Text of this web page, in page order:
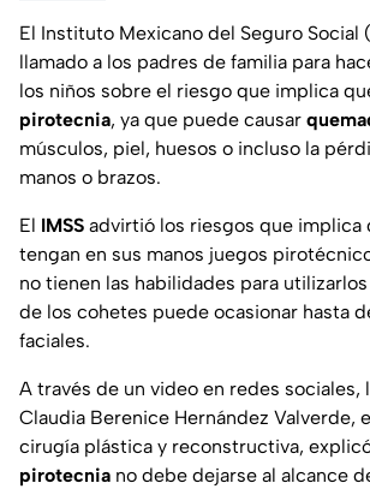
El Instituto Mexicano del Seguro Social (
llamado a los padres de familia para
los niños sobre el riesgo que implica
pirotecnia, ya que puede causar
músculos, piel, huesos o incluso la
manos o brazos.
El IMSS advirtió los riesgos que implica
tengan en sus manos juegos
no tienen las habilidades para
de los cohetes puede ocasionar hasta
faciales.
A través de un video en redes sociales,
Claudia Berenice Hernández Valverde,
cirugía plástica y reconstructiva,
pirotecnia no debe dejarse al alcance